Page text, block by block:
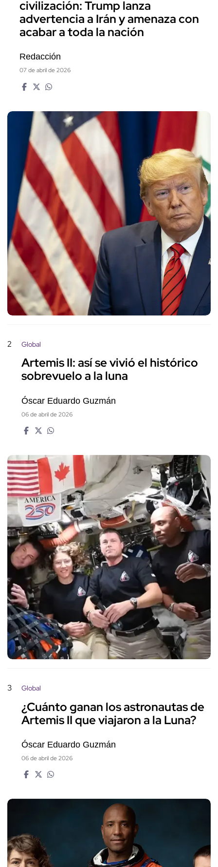
civilización: Trump lanza
advertencia a Irán y amenaza con
acabar a toda la nación
Redacción
07 de abril de 2026
2 Global
Artemis II: así se vivió el histórico
sobrevuelo a la luna
Óscar Eduardo Guzmán
06 de abril de 2026
3 Global
¿Cuánto ganan los astronautas de
Artemis II que viajaron a la Luna?
Óscar Eduardo Guzmán
06 de abril de 2026